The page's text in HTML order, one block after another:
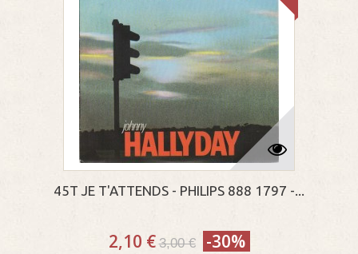
45T JE T'ATTENDS - PHILIPS 888 1797 -...
2,10 € 3,00 € -30%